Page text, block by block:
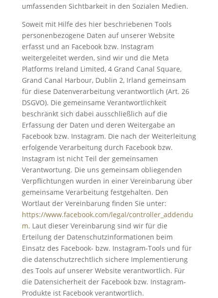
umfassenden Sichtbarkeit in den Sozialen Medien.
Soweit mit Hilfe des hier beschriebenen Tools
personenbezogene Daten auf unserer Website
erfasst und an Facebook bzw. Instagram
weitergeleitet werden, sind wir und die Meta
Platforms Ireland Limited, 4 Grand Canal Square,
Grand Canal Harbour, Dublin 2, Irland gemeinsam
für diese Datenverarbeitung verantwortlich (Art. 26
DSGVO). Die gemeinsame Verantwortlichkeit
beschränkt sich dabei ausschließlich auf die
Erfassung der Daten und deren Weitergabe an
Facebook bzw. Instagram. Die nach der Weiterleitung
erfolgende Verarbeitung durch Facebook bzw.
Instagram ist nicht Teil der gemeinsamen
Verantwortung. Die uns gemeinsam obliegenden
Verpflichtungen wurden in einer Vereinbarung über
gemeinsame Verarbeitung festgehalten. Den
Wortlaut der Vereinbarung finden Sie unter:
https://www.facebook.com/legal/controller_addendu
m. Laut dieser Vereinbarung sind wir für die
Erteilung der Datenschutzinformationen beim
Einsatz des Facebook- bzw. Instagram-Tools und für
die datenschutzrechtlich sichere Implementierung
des Tools auf unserer Website verantwortlich. Für
die Datensicherheit der Facebook bzw. Instagram-
Produkte ist Facebook verantwortlich.